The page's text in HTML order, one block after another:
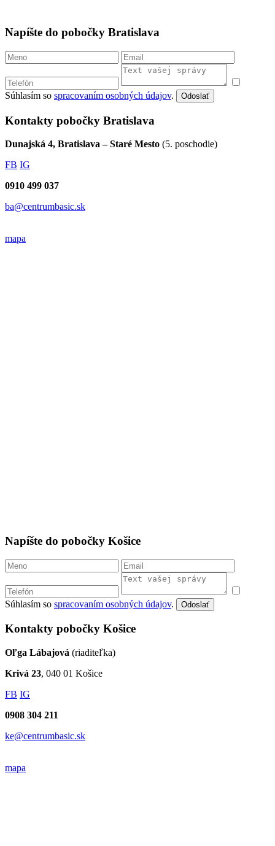
Napíšte do pobočky Bratislava
Súhlasím so spracovaním osobných údajov. Odoslať
Kontakty pobočky Bratislava
Dunajská 4, Bratislava – Staré Mesto (5. poschodie)
FB IG
0910 499 037
ba@centrumbasic.sk
mapa
Napíšte do pobočky Košice
Súhlasím so spracovaním osobných údajov. Odoslať
Kontakty pobočky Košice
Oľga Lábajová (riaditeľka)
Krivá 23, 040 01 Košice
FB IG
0908 304 211
ke@centrumbasic.sk
mapa